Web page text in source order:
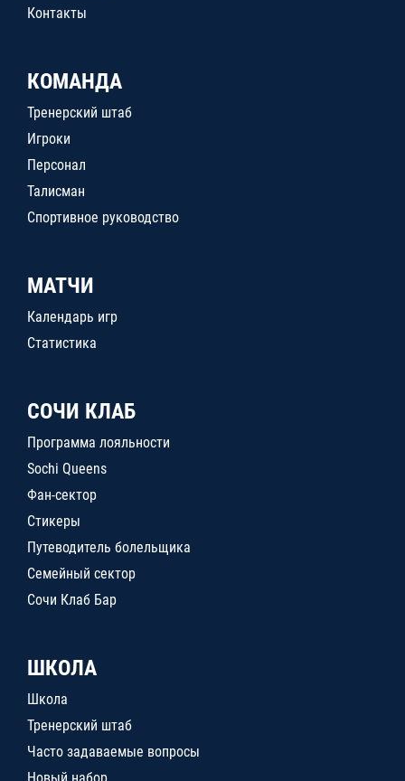
Контакты
КОМАНДА
Тренерский штаб
Игроки
Персонал
Талисман
Спортивное руководство
МАТЧИ
Календарь игр
Статистика
СОЧИ КЛАБ
Программа лояльности
Sochi Queens
Фан-сектор
Стикеры
Путеводитель болельщика
Семейный сектор
Сочи Клаб Бар
ШКОЛА
Школа
Тренерский штаб
Часто задаваемые вопросы